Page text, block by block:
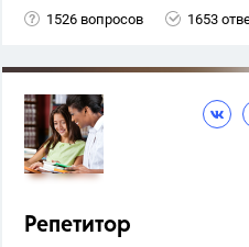
1526 вопросов 1653
Репетитор